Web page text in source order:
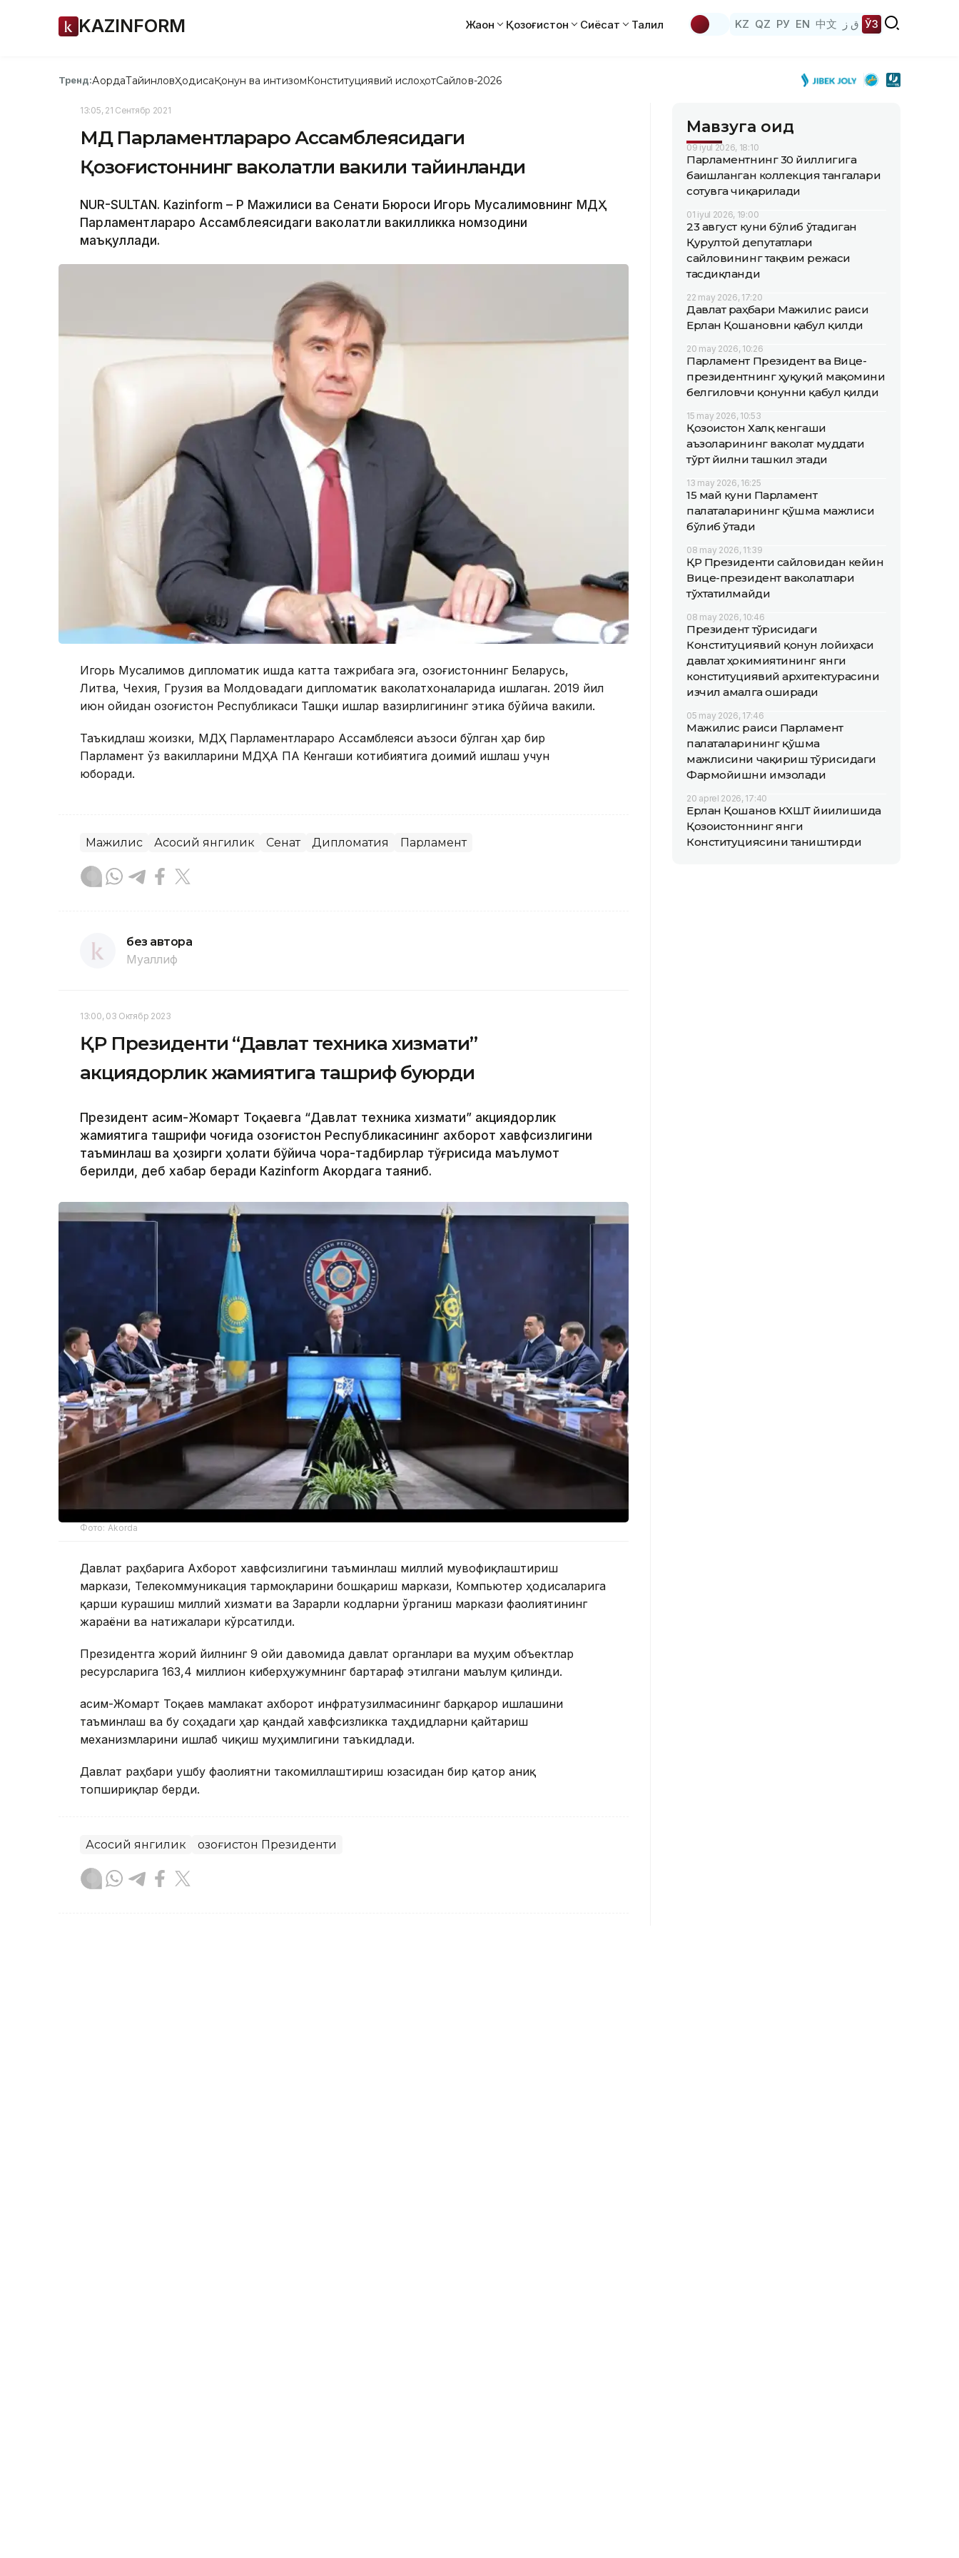
KAZINFORM Жаҳон Қозоғистон Сиёсат Таҳлил KZ QZ РУ EN 中文 ق ز ЎЗ
Тренд:АқордаТайинловҲодисаҚонун ва интизомКонституциявий ислоҳотСайлов-2026
13:05, 21 Сентябр 2021
МДҲ Парламентлараро Ассамблеясидаги
Қозоғистоннинг ваколатли вакили тайинланди
NUR-SULTAN. Kazinform – ҚР Мажилиси ва Сенати Бюроси Игорь Мусалимовнинг МДҲ
Парламентлараро Ассамблеясидаги ваколатли вакилликка номзодини
маъқуллади.
Игорь Мусалимов дипломатик ишда катта тажрибага эга, Қозоғистоннинг Беларусь,
Литва, Чехия, Грузия ва Молдовадаги дипломатик ваколатхоналарида ишлаган. 2019 йил
июн ойидан Қозоғистон Республикаси Ташқи ишлар вазирлигининг этика бўйича вакили.
Таъкидлаш жоизки, МДҲ Парламентлараро Ассамблеяси аъзоси бўлган ҳар бир
Парламент ўз вакилларини МДҲA ПA Кенгаши котибиятига доимий ишлаш учун
юборади.
Мажилис Асосий янгилик Сенат Дипломатия Парламент
без автора
Муаллиф
13:00, 03 Октябр 2023
ҚР Президенти “Давлат техника хизмати”
акциядорлик жамиятига ташриф буюрди
Президент Қасим-Жомарт Тоқаевга “Давлат техника хизмати” акциядорлик
жамиятига ташрифи чоғида Қозоғистон Республикасининг ахборот хавфсизлигини
таъминлаш ва ҳозирги ҳолати бўйича чора-тадбирлар тўғрисида маълумот
берилди, деб хабар беради Каzinform Акордага таяниб.
Фото: Akorda
Давлат раҳбарига Ахборот хавфсизлигини таъминлаш миллий мувофиқлаштириш
маркази, Телекоммуникация тармоқларини бошқариш маркази, Компьютер ҳодисаларига
қарши курашиш миллий хизмати ва Зарарли кодларни ўрганиш маркази фаолиятининг
жараёни ва натижалари кўрсатилди.
Президентга жорий йилнинг 9 ойи давомида давлат органлари ва муҳим объектлар
ресурсларига 163,4 миллион киберҳужумнинг бартараф этилгани маълум қилинди.
Қасим-Жомарт Тоқаев мамлакат ахборот инфратузилмасининг барқарор ишлашини
таъминлаш ва бу соҳадаги ҳар қандай хавфсизликка таҳдидларни қайтариш
механизмларини ишлаб чиқиш муҳимлигини таъкидлади.
Давлат раҳбари ушбу фаолиятни такомиллаштириш юзасидан бир қатор аниқ
топшириқлар берди.
Асосий янгилик Қозоғистон Президенти
Мавзуга оид
09 iyul 2026, 18:10
Парламентнинг 30 йиллигига
бағишланган коллекция тангалари
сотувга чиқарилади
01 iyul 2026, 19:00
23 август куни бўлиб ўтадиган
Қурултой депутатлари
сайловининг тақвим режаси
тасдиқланди
22 may 2026, 17:20
Давлат раҳбари Мажилис раиси
Ерлан Қошановни қабул қилди
20 may 2026, 10:26
Парламент Президент ва Вице-
президентнинг ҳуқуқий мақомини
белгиловчи қонунни қабул қилди
15 may 2026, 10:53
Қозоғистон Халқ кенгаши
аъзоларининг ваколат муддати
тўрт йилни ташкил этади
13 may 2026, 16:25
15 май куни Парламент
палаталарининг қўшма мажлиси
бўлиб ўтади
08 may 2026, 11:39
ҚР Президенти сайловидан кейин
Вице-президент ваколатлари
тўхтатилмайди
08 may 2026, 10:46
Президент тўғрисидаги
Конституциявий қонун лойиҳаси
давлат ҳокимиятининг янги
конституциявий архитектурасини
изчил амалга оширади
05 may 2026, 17:46
Мажилис раиси Парламент
палаталарининг қўшма
мажлисини чақириш тўғрисидаги
Фармойишни имзолади
20 aprel 2026, 17:40
Ерлан Қошанов КХШТ йиғилишида
Қозоғистоннинг янги
Конституциясини таништирди